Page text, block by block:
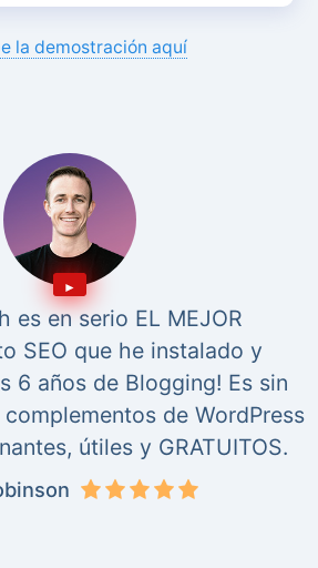
la demostración aquí
es en serio EL MEJOR
SEO que he instalado y
6 años de Blogging! Es sin
de WordPress
útiles y GRATUITOS.